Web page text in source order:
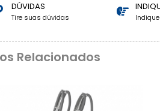
DÚVIDAS
Tire suas dúvidas
Relacionados